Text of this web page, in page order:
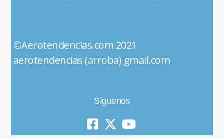
©Aerotendencias.com 2021
aerotendencias (arroba) gmail.com
Síguenos